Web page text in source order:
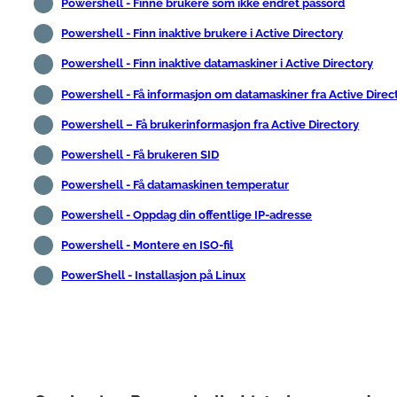
Powershell - Finne brukere som ikke endret passord
Powershell - Finn inaktive brukere i Active Directory
Powershell - Finn inaktive datamaskiner i Active Directory
Powershell - Få informasjon om datamaskiner fra Active
Powershell – Få brukerinformasjon fra Active Directory
Powershell - Få brukeren SID
Powershell - Få datamaskinen temperatur
Powershell - Oppdag din offentlige IP-adresse
Powershell - Montere en ISO-fil
PowerShell - Installasjon på Linux